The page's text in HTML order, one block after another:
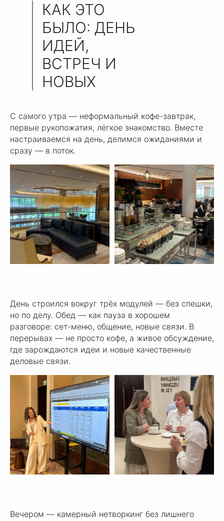
КАК ЭТО
БЫЛО: ДЕНЬ
ИДЕЙ,
ВСТРЕЧ И
НОВЫХ
С самого утра — неформальный кофе-завтрак,
первые рукопожатия, лёгкое знакомство. Вместе
настраиваемся на день, делимся ожиданиями и
сразу — в поток.
День строился вокруг трёх модулей — без спешки,
но по делу. Обед — как пауза в хорошем
разговоре: сет-меню, общение, новые связи. В
перерывах — не просто кофе, а живое обсуждение,
где зарождаются идеи и новые качественные
деловые связи.
Вечером — камерный нетворкинг без лишнего